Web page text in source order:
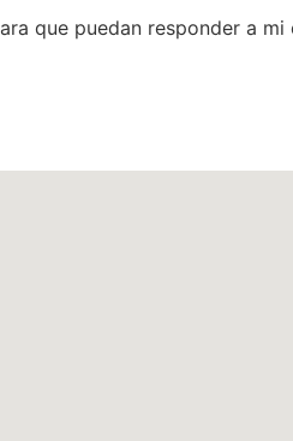
que puedan responder a mi